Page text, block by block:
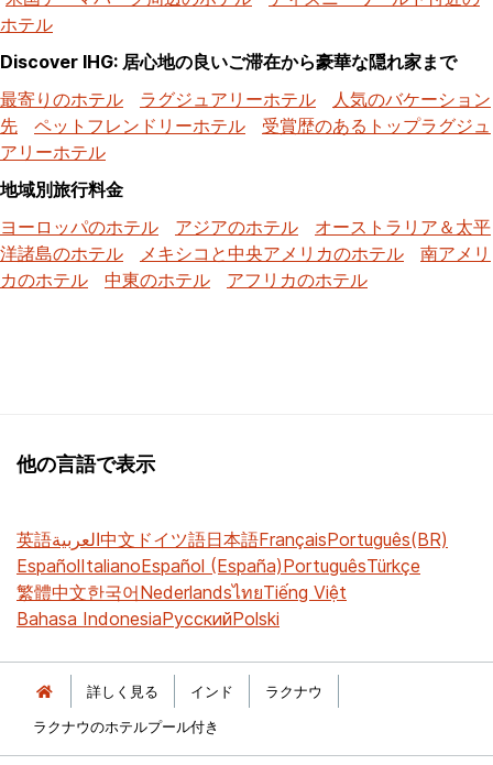
ホテル
Discover IHG: 居心地の良いご滞在から豪華な隠れ家まで
最寄りのホテル
ラグジュアリーホテル
人気のバケーション
先
ペットフレンドリーホテル
受賞歴のあるトップラグジュ
アリーホテル
地域別旅行料金
ヨーロッパのホテル
アジアのホテル
オーストラリア＆太平
洋諸島のホテル
メキシコと中央アメリカのホテル
南アメリ
カのホテル
中東のホテル アフリカのホテル
他の言語で表示
英語العربية中文 ドイツ語日本語FrançaisPortuguês(BR)
EspañolItalianoEspañol (España)PortuguêsTürkçe
繁體中文한국어NederlandsไทยTiếng Việt
Bahasa IndonesiaРусскийPolski
詳しく見る インド
ラクナウ
ラクナウのホテルプール付き